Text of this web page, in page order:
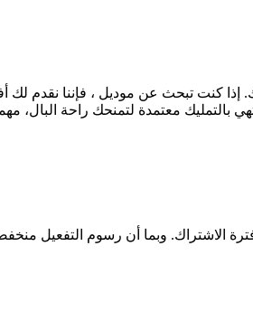
بالتمليك معتمدة لتمنحك راحة البال،
الاشتراك. وبما أن رسوم التفعيل